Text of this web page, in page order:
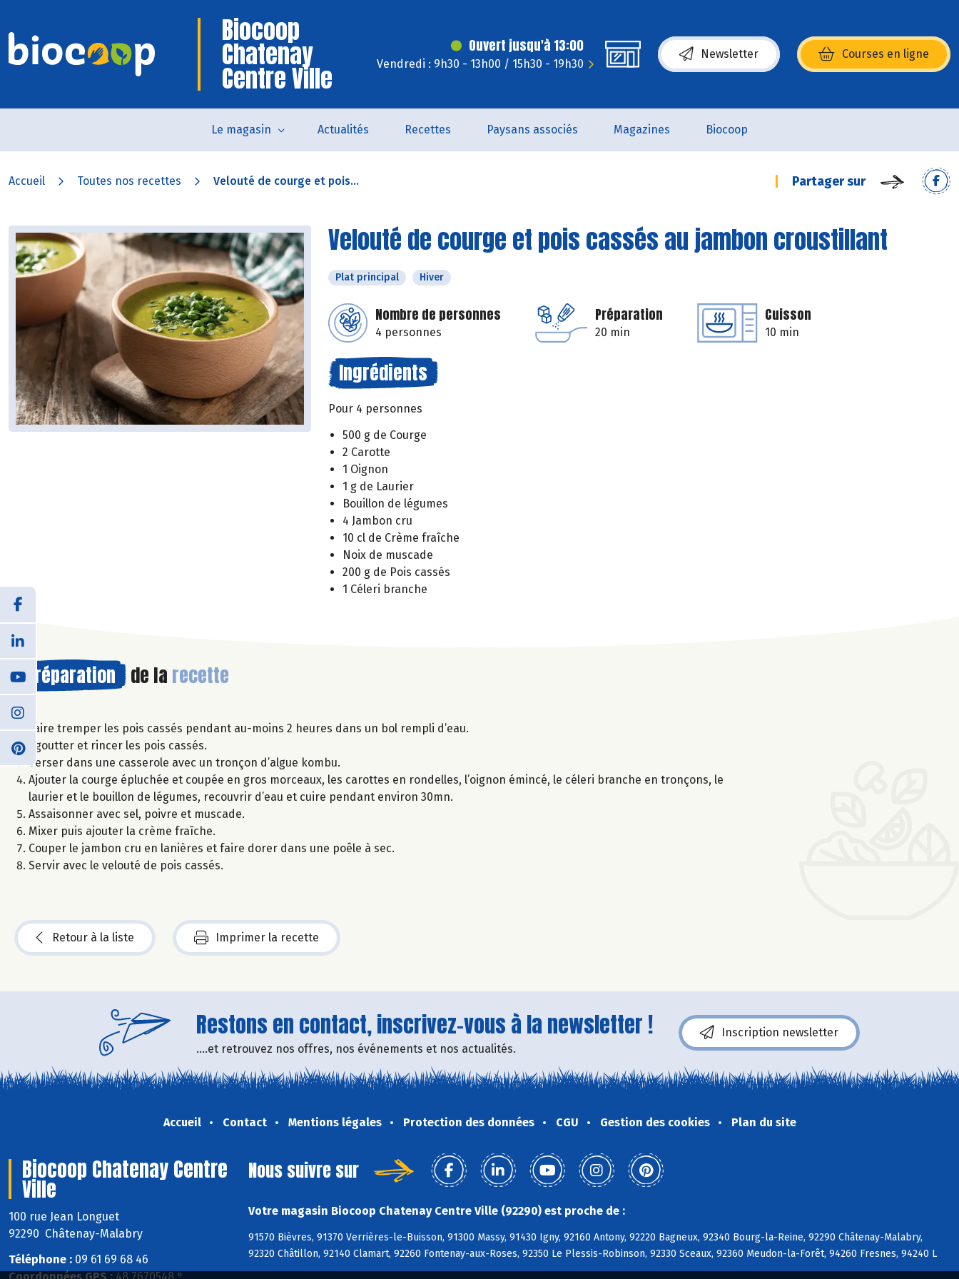
Biocoop
Chatenay
Centre Ville
Ouvert jusqu'à 13:00
Vendredi : 9h30 - 13h00 / 15h30 - 19h30
Newsletter Courses en ligne
(s’ouvre dans une nouvelle fenêtre)
Le magasin Actualités Recettes Paysans associés Magazines Biocoop
Accueil Toutes nos recettes Velouté de courge et pois... Partager sur
Velouté de courge et pois cassés au jambon croustillant
Plat principal Hiver
Nombre de personnes
4 personnes
Préparation
20 min
Cuisson
10 min
Ingrédients
Pour 4 personnes
500 g de Courge
2 Carotte
1 Oignon
1 g de Laurier
Bouillon de légumes
4 Jambon cru
10 cl de Crème fraîche
Noix de muscade
200 g de Pois cassés
1 Céleri branche
Préparation de la recette
Faire tremper les pois cassés pendant au-moins 2 heures dans un bol rempli d’eau.
Egoutter et rincer les pois cassés.
Verser dans une casserole avec un tronçon d’algue kombu.
Ajouter la courge épluchée et coupée en gros morceaux, les carottes en rondelles, l’oignon émincé, le céleri branche en tronçons, le
laurier et le bouillon de légumes, recouvrir d’eau et cuire pendant environ 30mn.
Assaisonner avec sel, poivre et muscade.
Mixer puis ajouter la crème fraîche.
Couper le jambon cru en lanières et faire dorer dans une poêle à sec.
Servir avec le velouté de pois cassés.
Retour à la liste Imprimer la recette
Restons en contact, inscrivez-vous à la newsletter !
....et retrouvez nos offres, nos événements et nos actualités.
Inscription newsletter
Accueil Contact Mentions légales Protection des données CGU Gestion des cookies Plan du site
Biocoop Chatenay Centre
Ville
100 rue Jean Longuet
92290 Châtenay-Malabry
Téléphone : 09 61 69 68 46
Nous suivre sur
Votre magasin Biocoop Chatenay Centre Ville (92290) est proche de :
91570 Bièvres, 91370 Verrières-le-Buisson, 91300 Massy, 91430 Igny, 92160 Antony, 92220 Bagneux, 92340 Bourg-la-Reine, 92290 Châtenay-Malabry,
92320 Châtillon, 92140 Clamart, 92260 Fontenay-aux-Roses, 92350 Le Plessis-Robinson, 92330 Sceaux, 92360 Meudon-la-Forêt, 94260 Fresnes, 94240 L